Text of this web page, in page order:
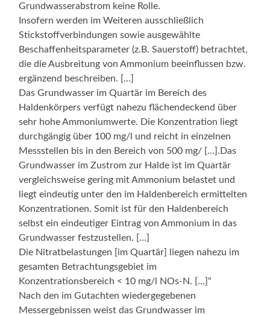
Grundwasserabstrom keine Rolle.
Insofern werden im Weiteren ausschließlich
Stickstoffverbindungen sowie ausgewählte
Beschaffenheitsparameter (z.B. Sauerstoff) betrachtet,
die die Ausbreitung von Ammonium beeinflussen bzw.
ergänzend beschreiben. […]
Das Grundwasser im Quartär im Bereich des
Haldenkörpers verfügt nahezu flächendeckend über
sehr hohe Ammoniumwerte. Die Konzentration liegt
durchgängig über 100 mg/l und reicht in einzelnen
Messstellen bis in den Bereich von 500 mg/ […].Das
Grundwasser im Zustrom zur Halde ist im Quartär
vergleichsweise gering mit Ammonium belastet und
liegt eindeutig unter den im Haldenbereich ermittelten
Konzentrationen. Somit ist für den Haldenbereich
selbst ein eindeutiger Eintrag von Ammonium in das
Grundwasser festzustellen. […]
Die Nitratbelastungen [im Quartär] liegen nahezu im
gesamten Betrachtungsgebiet im
Konzentrationsbereich < 10 mg/l NOs-N. […]“
Nach den im Gutachten wiedergegebenen
Messergebnissen weist das Grundwasser im